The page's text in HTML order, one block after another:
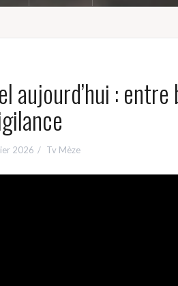
aujourd’hui :
2026 Tv Mèze